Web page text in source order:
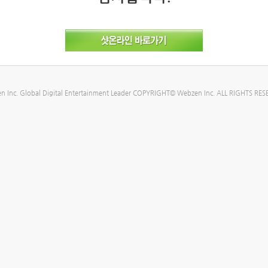
Inc. Global Digital Entertainment Leader COPYRIGHT© Webzen Inc. ALL RIGHTS